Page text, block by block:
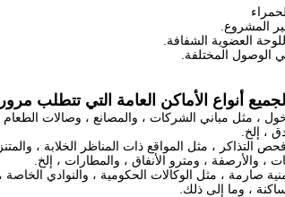
المشروع.
العضوية الشفافة.
، مثل مباني الشركات ، والمصانع ، وصالات
، إلخ.
فحص التذاكر ، مثل المواقع ذات المناظر الخلابة ،
، والأرصفة ، ومترو الأنفاق ، والمطارات ، إلخ.
أمنية صارمة ، مثل الوكالات الحكومية ، والنوادي
، وما إلى ذلك.